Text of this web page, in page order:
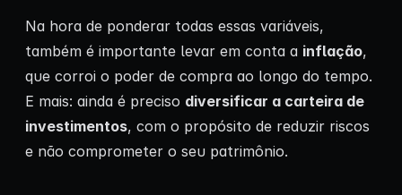
Na hora de ponderar todas essas variáveis,
também é importante levar em conta a inflação,
que corroi o poder de compra ao longo do tempo.
E mais: ainda é preciso diversificar a carteira de
investimentos, com o propósito de reduzir riscos
e não comprometer o seu patrimônio.